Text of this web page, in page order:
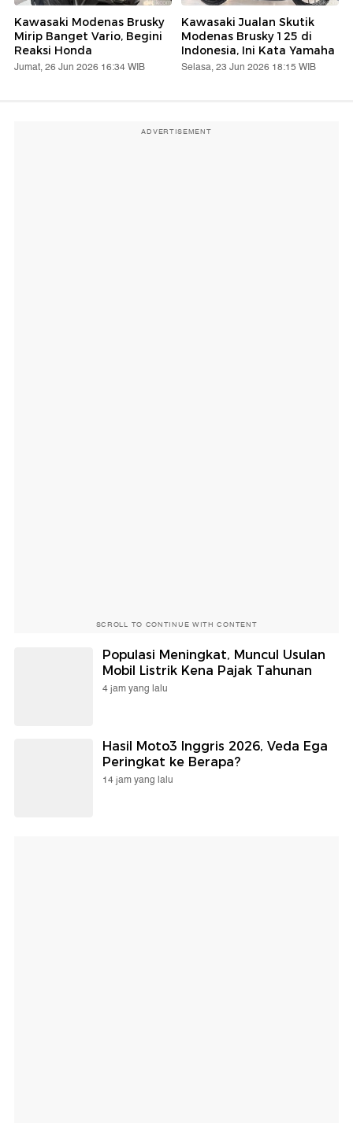
Kawasaki Modenas Brusky
Mirip Banget Vario, Begini
Reaksi Honda
Jumat, 26 Jun 2026 16:34 WIB
Kawasaki Jualan Skutik
Modenas Brusky 125 di
Indonesia, Ini Kata Yamaha
Selasa, 23 Jun 2026 18:15 WIB
ADVERTISEMENT
SCROLL TO CONTINUE WITH CONTENT
Populasi Meningkat, Muncul Usulan
Mobil Listrik Kena Pajak Tahunan
4 jam yang lalu
Hasil Moto3 Inggris 2026, Veda Ega
Peringkat ke Berapa?
14 jam yang lalu